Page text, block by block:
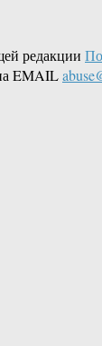
редакции
EMAIL